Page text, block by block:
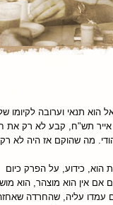
הוא תנאי וערובה לקיומו
אייר תש"ח, קבע לא רק את
מה שהוקם אז היה לא רק
הוא, כידוע, על הפרק כיום
אם אין הוא מוצהר, הוא
עמדו עליה, שהחרדה